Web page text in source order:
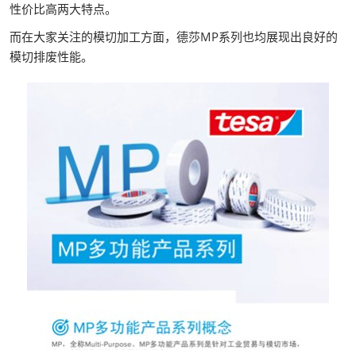
性价比高两大特点。
而在大家关注的模切加工方面，德莎MP系列也均展现出良好的
模切排废性能。